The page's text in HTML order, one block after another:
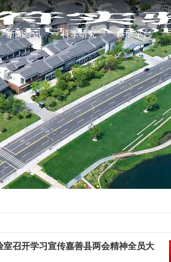
新闻资讯 科学研究 科研平台
室召开学习宣传嘉善县两会精神全员大